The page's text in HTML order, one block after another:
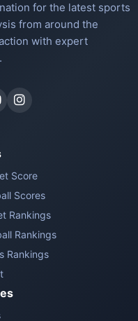
for the latest sports
from around the
with expert
Score
Scores
Rankings
Rankings
Rankings